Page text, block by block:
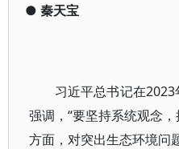
● 秦天宝
习近平总书记在
强调，“要坚持系统观念
方面，对突出生态环境问